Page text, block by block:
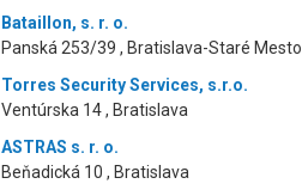
Bataillon, s. r. o.
Panská 253/39 , Bratislava-Staré Mesto
Torres Security Services, s.r.o.
Ventúrska 14 , Bratislava
ASTRAS s. r. o.
Beňadická 10 , Bratislava